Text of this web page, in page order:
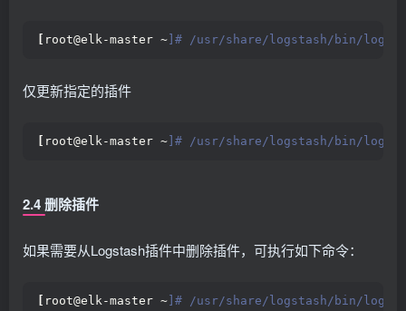
root@elk-master ~ ]# /usr/share/logstash/bin/
仅更新指定的插件
root@elk-master ~ ]# /usr/share/logstash/bin/
2.4 删除插件
如果需要从Logstash插件中删除插件，可执行如下命令：
root@elk-master ~ ]# /usr/share/logstash/bin/